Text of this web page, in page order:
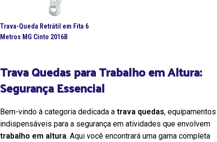
Trava-Queda Retrátil em Fita 6
Metros MG Cinto 2016B
Trava Quedas para Trabalho em Altura:
Segurança Essencial
Bem-vindo à categoria dedicada a trava quedas, equipamentos
indispensáveis para a segurança em atividades que envolvem
trabalho em altura. Aqui você encontrará uma gama completa